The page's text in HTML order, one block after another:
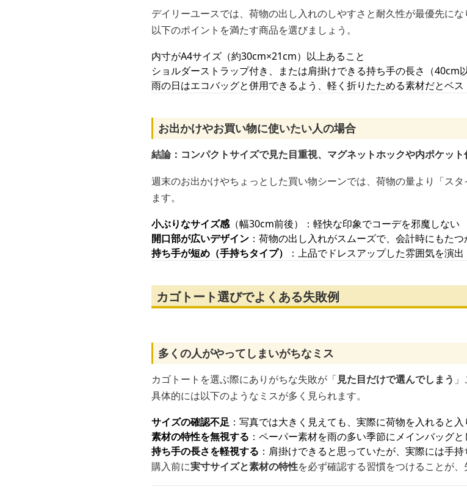
デイリーユースでは、荷物の出し入れのしやすさと耐久性が最優先にな
以下のポイントを満たす商品を選びましょう。
内寸がA4サイズ（約30cm×21cm）以上あること
ショルダーストラップ付き、または肩掛けできる持ち手の長さ（40cm以
雨の日はエコバッグと併用できるよう、軽く折りたためる素材だとベス
お出かけやお買い物に使いたい人の場合
結論：コンパクトサイズで見た目重視、マグネットホックや内ポケット
週末のお出かけやちょっとした買い物シーンでは、荷物の量より「ス
ます。
小ぶりなサイズ感（幅30cm前後）：軽快な印象でコーデを邪魔しない
開口部が広いデザイン ：荷物の出し入れがスムーズで、会計時にもたつ
持ち手が短め（手持ちタイプ）
：上品でドレスアップした雰囲気を演出
カゴトート選びでよくある失敗例
多くの人がやってしまいがちなミス
カゴトートを選ぶ際にありがちな失敗が「見た目だけで選んでしまう
具体的には以下のようなミスが多く見られます。
サイズの確認不足 ：写真では大きく見えても、実際に荷物を入れると
素材の特性を無視する ：ペーパー素材を雨の多い季節にメインバッグ
持ち手の長さを軽視する ：肩掛けできると思っていたが、実際には手
購入前に実寸サイズと素材の特性を必ず確認する習慣をつけることが、